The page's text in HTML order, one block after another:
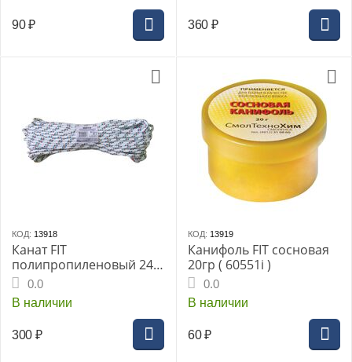
90 ₽ 360 ₽
КОД: 13918
Канат FIT
полипропиленовый 24-х
прядный с сердечником
6мм*20м р/н 300кгс
0.0
В наличии
300 ₽
КОД: 13919
Канифоль FIT сосновая
20гр ( 60551i )
0.0
В наличии
60 ₽